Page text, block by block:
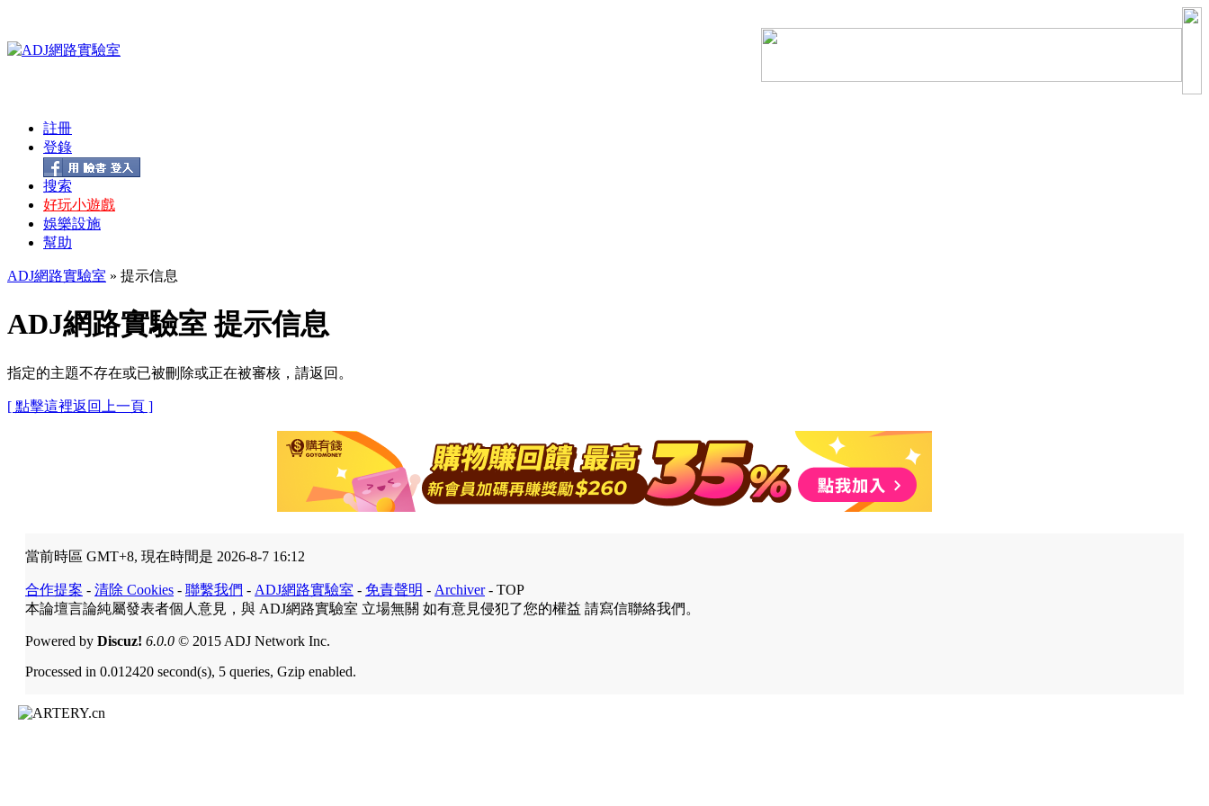
註冊
登錄
搜索
好玩小遊戲
娛樂設施
幫助
ADJ網路實驗室 » 提示信息
ADJ網路實驗室 提示信息
指定的主題不存在或已被刪除或正在被審核，請返回。
[ 點擊這裡返回上一頁 ]
當前時區 GMT+8, 現在時間是 2026-8-7 16:12
合作提案 - 清除 Cookies - 聯繫我們 - ADJ網路實驗室 - 免責聲明 - Archiver- TOP
本論壇言論純屬發表者個人意見，與 ADJ網路實驗室 立場無關 如有意見侵犯了您的權益 請寫信聯絡我們。
Powered by Discuz! 6.0.0 © 2015 ADJ Network Inc.
Processed in 0.012420 second(s), 5 queries, Gzip enabled.